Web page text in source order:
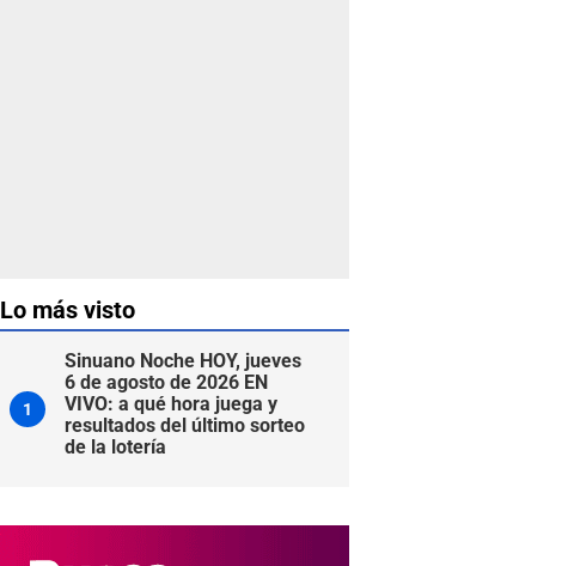
Lo más visto
1
Sinuano Noche HOY, jueves
6 de agosto de 2026 EN
VIVO: a qué hora juega y
resultados del último sorteo
de la lotería